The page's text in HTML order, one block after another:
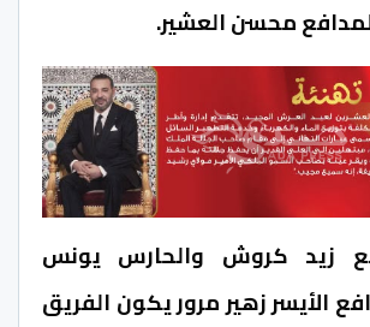
محسن العشير.
مع زيد كروش والحارس يونس
الأيسر زهير مرور يكون الفريق